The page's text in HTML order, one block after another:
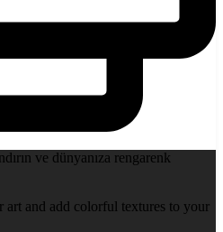
ve dünyanıza rengarenk
and add colorful textures to your